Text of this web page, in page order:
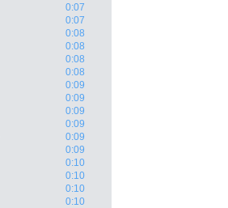
0:07
0:07
0:08
0:08
0:08
0:08
0:09
0:09
0:09
0:09
0:09
0:09
0:10
0:10
0:10
0:10